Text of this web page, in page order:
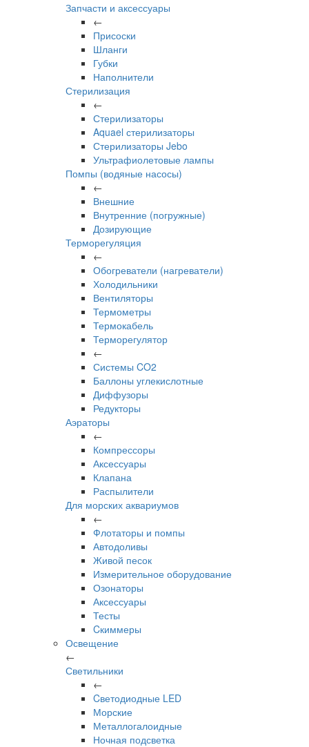
Запчасти и аксессуары
←
Присоски
Шланги
Губки
Наполнители
Стерилизация
←
Стерилизаторы
Aquael стерилизаторы
Стерилизаторы Jebo
Ультрафиолетовые лампы
Помпы (водяные насосы)
←
Внешние
Внутренние (погружные)
Дозирующие
Терморегуляция
←
Обогреватели (нагреватели)
Холодильники
Вентиляторы
Термометры
Термокабель
Терморегулятор
←
Системы CO2
Баллоны углекислотные
Диффузоры
Редукторы
Аэраторы
←
Компрессоры
Аксессуары
Клапана
Распылители
Для морских аквариумов
←
Флотаторы и помпы
Автодоливы
Живой песок
Измерительное оборудование
Озонаторы
Аксессуары
Тесты
Cкиммеры
Освещение
←
Светильники
←
Cветодиодные LED
Морские
Металлогалоидные
Ночная подсветка